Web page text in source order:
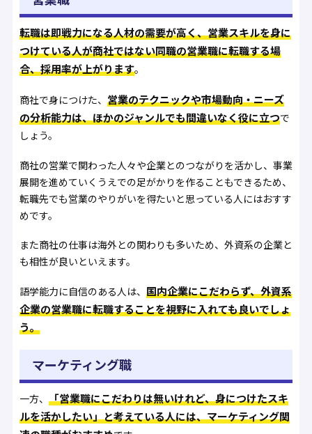
転職は即戦力になる人材の需要が高く、営業スキルを身に
つけている人が商社ではない同職の営業職に転職する場
合、採用率が上がります。
商社で身につけた、 営業のテクニックや市場動向・ニーズ
の分析能力は、ほかのジャンルでも間違いなく役に立つで
しょう。
商社の営業で関わった人々や企業とのつながりを活かし、事業
展開を進めていくうえでの足がかりを作ることもできるため、
転職先でも営業のやりがいを得たいと思っている人にはおすす
めです。
また商社の仕事は海外との関わりも多いため、外資系の企業と
も相性が良いといえます。
語学能力に自信のある人は、 国内企業にこだわらず、外資系
企業の営業職に転職することを視野に入れても良いでしょ
う。
マーケティング職
一方、 「営業職にこだわりは無いけれど、身につけたスキ
ルを活かしたい」と考えている人には、マーケティング関